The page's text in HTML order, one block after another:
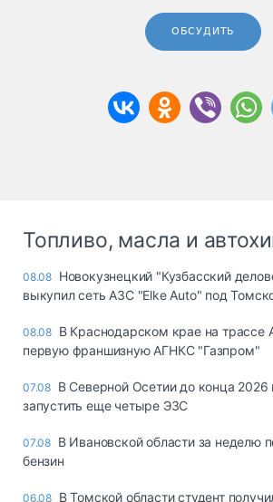
ОБСУДИТЬ
Топливо, масла и
08.08 Новокузнецкий "Кузбасский
выкупил сеть АЗС "Elke Auto" под
08.08 В Краснодарском крае на трассе
первую франшизную АГНКС "Газпром"
07.08 В Северной Осетии до конца 2026
запустить еще четыре ЭЗС
07.08 В Ивановской области за неделю
бензин
06.08 В Томской области студент